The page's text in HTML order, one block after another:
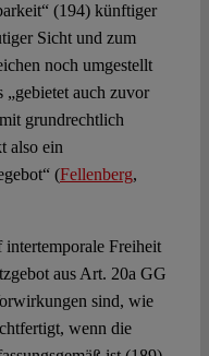
(194) künftiger
Sicht und zum
noch umgestellt
„gebietet auch zuvor
grundrechtlich
also ein
(Fellenberg,
intertemporale Freiheit
aus Art. 20a GG
sind, wie
wenn die